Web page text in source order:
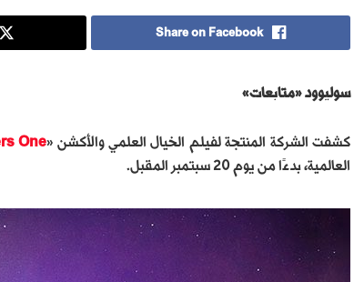
Share on Facebook
سوليوود «متابعات»
كشفت الشركة المنتجة لفيلم الخيال العلمي والأكشن «One
العالمية، بدءًا من يوم 20 سبتمبر المقبل.